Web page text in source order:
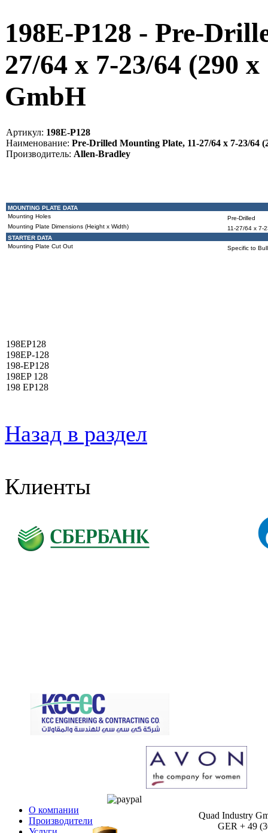
198E-P128 - Pre-
27/64 x 7-23/64 (290
GmbH
Артикул: 198E-P128
Наименование: Pre-Drilled Mounting Plate, 11-27/64 x 7-23/64
Производитель: Allen-Bradley
MOUNTING PLATE DATA
Mounting Holes
Pre-Drilled
Mounting Plate Dimensions (Height x Width)
11-27/64 x 7-
STARTER DATA
Mounting Plate Cut Out
Specific to
198EP128
198EP-128
198-EP128
198EP 128
198 EP128
Назад в раздел
Клиенты
О компании
Производители
Quad Industry
GER + 49